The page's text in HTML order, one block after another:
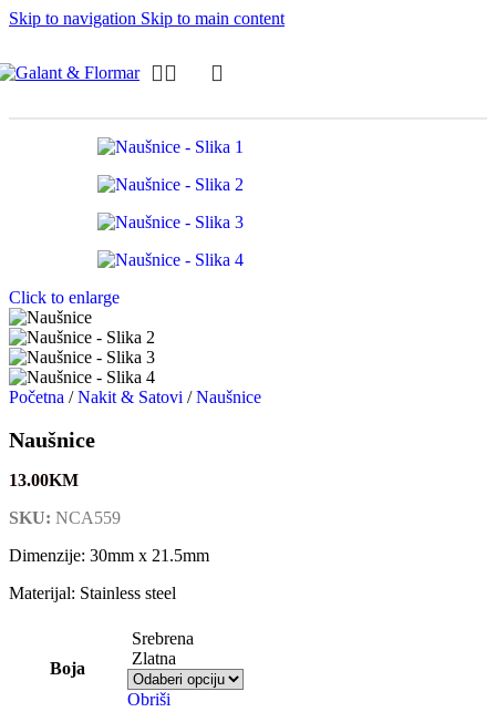
Skip to navigation Skip to main content
Click to enlarge
Početna / Nakit & Satovi / Naušnice
Naušnice
13.00KM
SKU: NCA559
Dimenzije: 30mm x 21.5mm
Materijal: Stainless steel
Boja
Srebrena
Zlatna
Obriši